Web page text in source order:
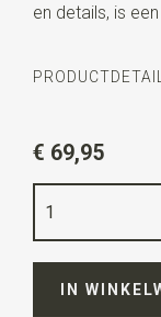
en details, is
beige /
Kwaliteit
Lengteca. 130
€ 69,95
IN